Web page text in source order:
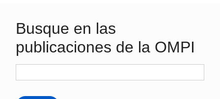
Busque en las
publicaciones de la OMPI